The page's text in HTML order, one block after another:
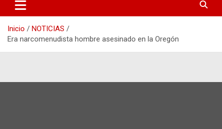
Inicio
NOTICIAS
Era narcomenudista hombre asesinado en la Oregón